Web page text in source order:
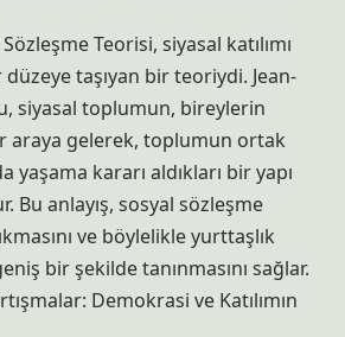
Teorisi, siyasal katılımı
taşıyan bir teoriydi. Jean-
siyasal toplumun, bireylerin
araya gelerek, toplumun ortak
yaşama kararı aldıkları bir yapı
Bu anlayış, sosyal sözleşme
ve böylelikle yurttaşlık
bir şekilde tanınmasını sağlar.
Demokrasi ve Katılımın